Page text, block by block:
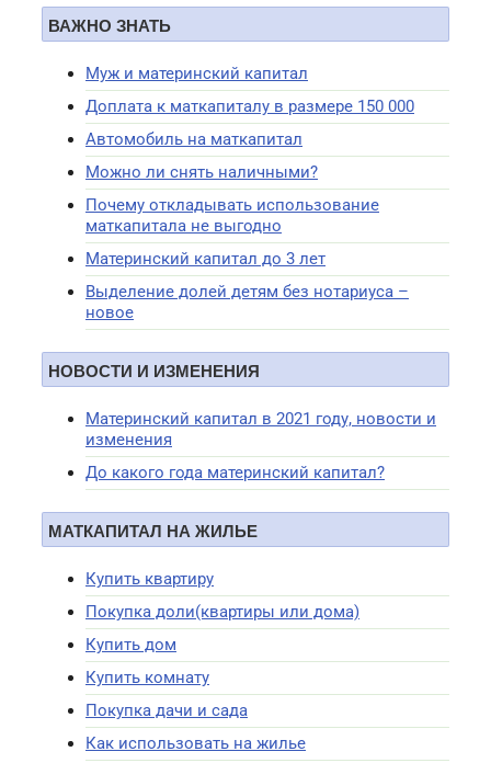
ВАЖНО ЗНАТЬ
Муж и материнский капитал
Доплата к маткапиталу в размере 150 000
Автомобиль на маткапитал
Можно ли снять наличными?
Почему откладывать использование
маткапитала не выгодно
Материнский капитал до 3 лет
Выделение долей детям без нотариуса –
новое
НОВОСТИ И ИЗМЕНЕНИЯ
Материнский капитал в 2021 году, новости и
изменения
До какого года материнский капитал?
МАТКАПИТАЛ НА ЖИЛЬЕ
Купить квартиру
Покупка доли(квартиры или дома)
Купить дом
Купить комнату
Покупка дачи и сада
Как использовать на жилье